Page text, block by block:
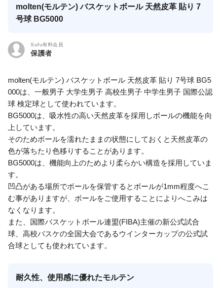
molten(モルテン) バスケットボール 天然皮革 貼り 7
号球 BG5000
Sufu有料会員
保護者
molten(モルテン) バスケットボール 天然皮革 貼り 7号球 BG5
000は、一般男子 大学生男子 高校生男子 中学生男子 国際公認
球 検定球として使われています。
BG5000は、吸水性の高い天然皮革を採用しボールの機能を向
上しています。
そのためボールを濡れたままの状態にしておくと天然皮革の
色が落ちたり色移りすることがあります。
BG5000は、機能向上のためより柔らかい構造を採用していま
す。
凹凸がある場所でボールを保管するとボールが1mm程度へこ
む事がありますが、ボールをご使用することによりへこみは
なくなります。
また、国際バスケットボール連盟(FIBA)主催の新公式試合
球、高校バスケの全国大会であるウインターカップの公式試
合球としても使われています。
耐久性、使用感に優れたモルテン